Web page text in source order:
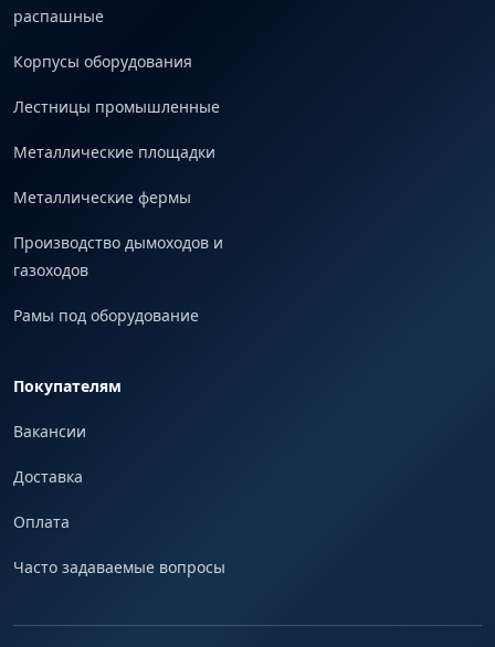
распашные
Корпусы оборудования
Лестницы промышленные
Металлические площадки
Металлические фермы
Производство дымоходов и
газоходов
Рамы под оборудование
Покупателям
Вакансии
Доставка
Оплата
Часто задаваемые вопросы